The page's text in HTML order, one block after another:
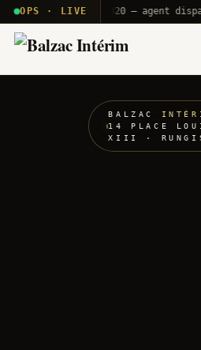
OPS · LIVE
T2E · B71 Push A320 — agent
BALZAC
14 PLACE
XIII ·